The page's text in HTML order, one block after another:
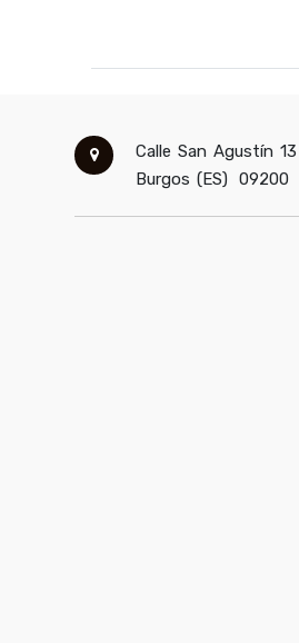
Calle San Agustín 13
Burgos (ES) 09200